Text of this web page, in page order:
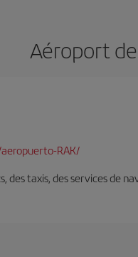
Aéroport
RAK/
des taxis, des services de